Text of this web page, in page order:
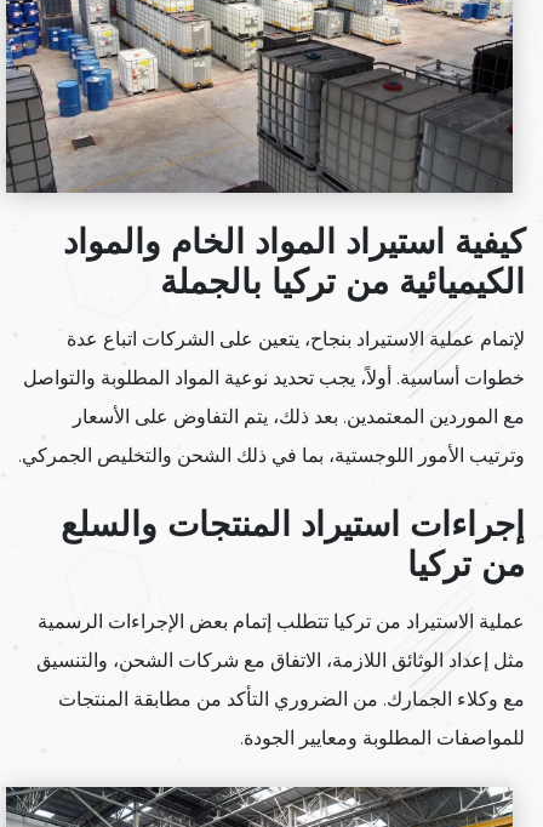
كيفية استيراد المواد الخام والمواد
الكيميائية من تركيا بالجملة
لإتمام عملية الاستيراد بنجاح، يتعين على الشركات اتباع عدة
خطوات أساسية. أولاً، يجب تحديد نوعية المواد المطلوبة والتواصل
مع الموردين المعتمدين. بعد ذلك، يتم التفاوض على الأسعار
وترتيب الأمور اللوجستية، بما في ذلك الشحن والتخليص الجمركي.
إجراءات استيراد المنتجات والسلع
من تركيا
عملية الاستيراد من تركيا تتطلب إتمام بعض الإجراءات الرسمية
مثل إعداد الوثائق اللازمة، الاتفاق مع شركات الشحن، والتنسيق
مع وكلاء الجمارك. من الضروري التأكد من مطابقة المنتجات
للمواصفات المطلوبة ومعايير الجودة.